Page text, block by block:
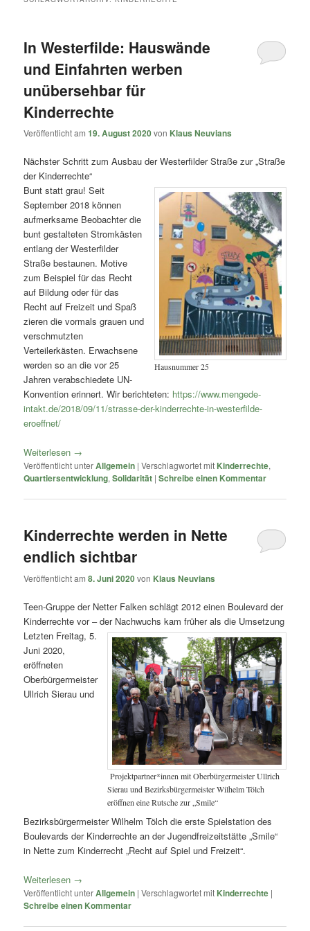
In Westerfilde: Hauswände
und Einfahrten werben
unübersehbar für
Kinderrechte
Veröffentlicht am19. August 2020von Klaus Neuvians
Nächster Schritt zum Ausbau der Westerfilder Straße zur „Straße
der Kinderrechte“
Hausnummer 25
Bunt statt grau! Seit
September 2018 können
aufmerksame Beobachter die
bunt gestalteten Stromkästen
entlang der Westerfilder
Straße bestaunen. Motive
zum Beispiel für das Recht
auf Bildung oder für das
Recht auf Freizeit und Spaß
zieren die vormals grauen und
verschmutzten
Verteilerkästen. Erwachsene
werden so an die vor 25
Jahren verabschiedete UN-
Konvention erinnert. Wir berichteten: https://www.mengede-
intakt.de/2018/09/11/strasse-der-kinderrechte-in-westerfilde-
eroeffnet/
Weiterlesen →
Veröffentlicht unterAllgemein |Verschlagwortet mit Kinderrechte,
Quartiersentwicklung,Solidarität |Schreibe einen Kommentar
Kinderrechte werden in Nette
endlich sichtbar
Veröffentlicht am8. Juni 2020von Klaus Neuvians
Teen-Gruppe der Netter Falken schlägt 2012 einen Boulevard der
Kinderrechte vor – der Nachwuchs kam früher als die Umsetzung
Projektpartner*innen mit Oberbürgermeister Ullrich
Sierau und Bezirksbürgermeister Wilhelm Tölch
eröffnen eine Rutsche zur „Smile“
Letzten Freitag, 5.
Juni 2020,
eröffneten
Oberbürgermeister
Ullrich Sierau und
Bezirksbürgermeister Wilhelm Tölch die erste Spielstation des
Boulevards der Kinderrechte an der Jugendfreizeitstätte „Smile“
in Nette zum Kinderrecht „Recht auf Spiel und Freizeit“.
Weiterlesen →
Veröffentlicht unterAllgemein |Verschlagwortet mit Kinderrechte |
Schreibe einen Kommentar